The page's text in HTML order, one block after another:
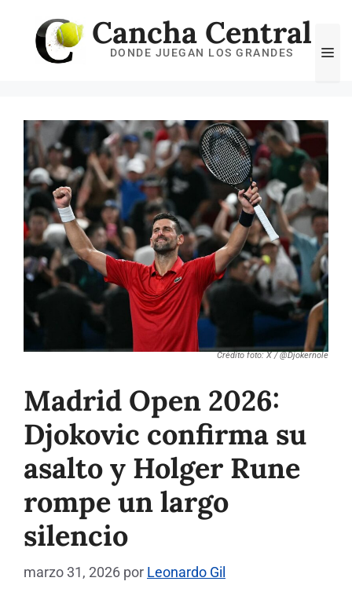
contenido
Cancha Central
DONDE JUEGAN LOS GRANDES
Crédito foto: X / @Djokernole
Madrid Open 2026:
Djokovic confirma su
asalto y Holger Rune
rompe un largo
silencio
marzo 31, 2026 por Leonardo Gil